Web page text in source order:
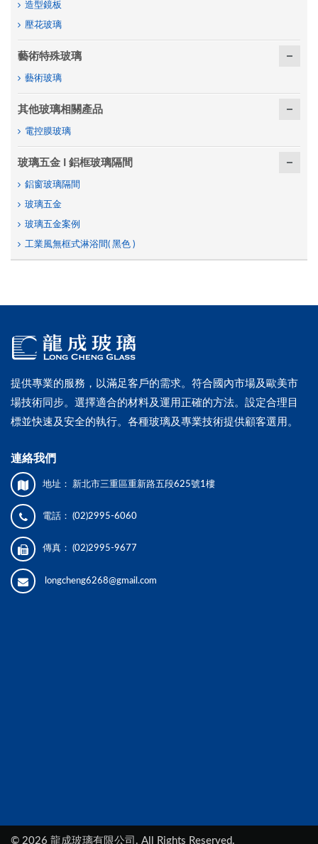
造型鏡板
壓花玻璃
藝術特殊玻璃
藝術玻璃
其他玻璃相關產品
電控膜玻璃
玻璃五金 I 鋁框玻璃隔間
鋁窗玻璃隔間
玻璃五金
玻璃五金案例
工業風無框式淋浴間( 黑色 )
提供專業的服務，以滿足客戶的需求。符合國內市場及歐美市
場技術同步。選擇適合的材料及運用正確的方法。設定合理目
標並快速及安全的執行。各種玻璃及專業技術提供顧客選用。
連絡我們
地址： 新北市三重區重新路五段625號1樓
電話： (02)2995-6060
傳真： (02)2995-9677
longcheng6268@gmail.com
© 2026 龍成玻璃有限公司. All Rights Reserved.